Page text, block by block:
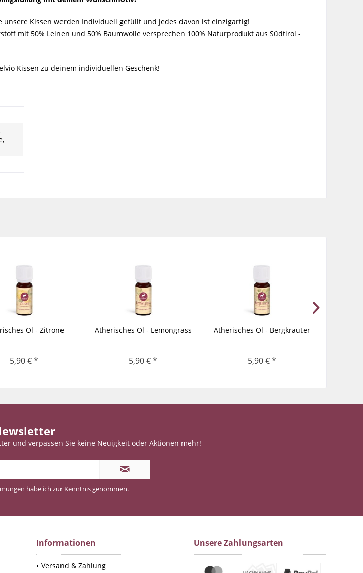
Kissen werden Individuell gefüllt und jedes davon ist einzigartig!
mit 50% Leinen und 50% Baumwolle versprechen 100% Naturprodukt aus Südtirol -
Kissen zu deinem individuellen Geschenk!
Öl - Zitrone
5,90 € *
Ätherisches Öl - Lemongrass
5,90 € *
Ätherisches Öl - Bergkräuter
5,90 € *
und verpassen Sie keine Neuigkeit oder Aktionen mehr!
habe ich zur Kenntnis genommen.
Informationen
Versand & Zahlung
Unsere Zahlungsarten